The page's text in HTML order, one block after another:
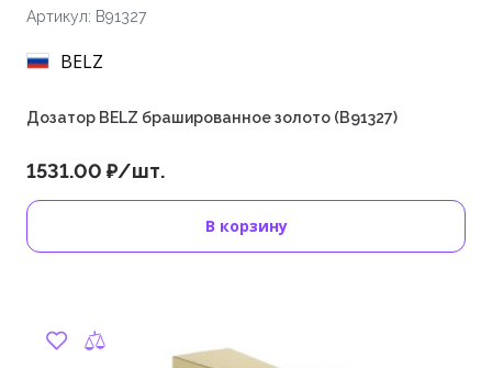
Артикул: B91327
BELZ
Дозатор BELZ брашированное золото (B91327)
1531.00 ₽/шт.
В корзину